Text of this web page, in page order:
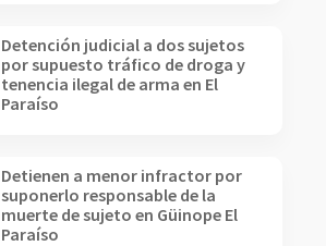
Detención judicial a dos sujetos
por supuesto tráfico de droga y
tenencia ilegal de arma en El
Paraíso
Detienen a menor infractor por
suponerlo responsable de la
muerte de sujeto en Güinope El
Paraíso